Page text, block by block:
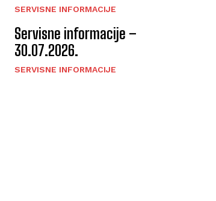
SERVISNE INFORMACIJE
Servisne informacije –
30.07.2026.
SERVISNE INFORMACIJE